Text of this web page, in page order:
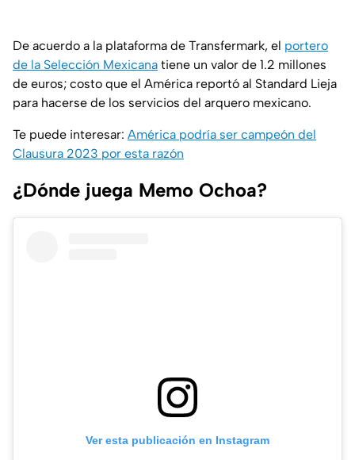
De acuerdo a la plataforma de Transfermark, el portero
de la Selección Mexicana tiene un valor de 1.2 millones
de euros; costo que el América reportó al Standard Lieja
para hacerse de los servicios del arquero mexicano.
Te puede interesar: América podría ser campeón del
Clausura 2023 por esta razón
¿Dónde juega Memo Ochoa?
Ver esta publicación en Instagram